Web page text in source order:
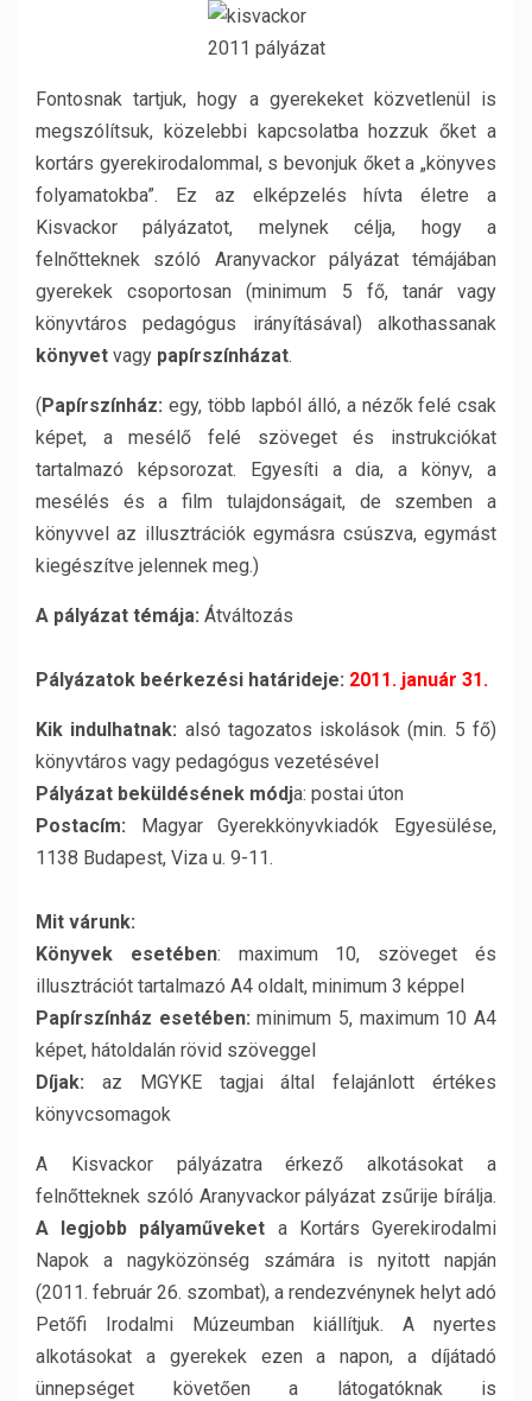
Fontosnak tartjuk, hogy a gyerekeket közvetlenül is
megszólítsuk, közelebbi kapcsolatba hozzuk őket a
kortárs gyerekirodalommal, s bevonjuk őket a „könyves
folyamatokba”. Ez az elképzelés hívta életre a
Kisvackor pályázatot, melynek célja, hogy a
felnőtteknek szóló Aranyvackor pályázat témájában
gyerekek csoportosan (minimum 5 fő, tanár vagy
könyvtáros pedagógus irányításával) alkothassanak
könyvet vagy papírszínházat.
(Papírszínház: egy, több lapból álló, a nézők felé csak
képet, a mesélő felé szöveget és instrukciókat
tartalmazó képsorozat. Egyesíti a dia, a könyv, a
mesélés és a film tulajdonságait, de szemben a
könyvvel az illusztrációk egymásra csúszva, egymást
kiegészítve jelennek meg.)
A pályázat témája: Átváltozás
Pályázatok beérkezési határideje: 2011. január 31.
Kik indulhatnak: alsó tagozatos iskolások (min. 5 fő)
könyvtáros vagy pedagógus vezetésével
Pályázat beküldésének módja: postai úton
Postacím: Magyar Gyerekkönyvkiadók Egyesülése,
1138 Budapest, Viza u. 9-11.
Mit várunk:
Könyvek esetében: maximum 10, szöveget és
illusztrációt tartalmazó A4 oldalt, minimum 3 képpel
Papírszínház esetében: minimum 5, maximum 10 A4
képet, hátoldalán rövid szöveggel
Díjak: az MGYKE tagjai által felajánlott értékes
könyvcsomagok
A Kisvackor pályázatra érkező alkotásokat a
felnőtteknek szóló Aranyvackor pályázat zsűrije bírálja.
A legjobb pályaműveket a Kortárs Gyerekirodalmi
Napok a nagyközönség számára is nyitott napján
(2011. február 26. szombat), a rendezvénynek helyt adó
Petőfi Irodalmi Múzeumban kiállítjuk. A nyertes
alkotásokat a gyerekek ezen a napon, a díjátadó
ünnepséget követően a látogatóknak is